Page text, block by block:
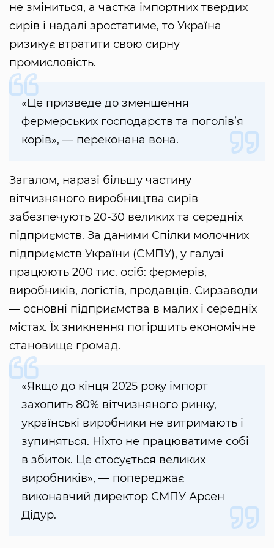
не зміниться, а частка імпортних твердих
сирів і надалі зростатиме, то Україна
ризикує втратити свою сирну
промисловість.
«Це призведе до зменшення
фермерських господарств та поголів’я
корів», — переконана вона.
Загалом, наразі більшу частину
вітчизняного виробництва сирів
забезпечують 20-30 великих та середніх
підприємств. За даними Спілки молочних
підприємств України (СМПУ), у галузі
працюють 200 тис. осіб: фермерів,
виробників, логістів, продавців. Сирзаводи
— основні підприємства в малих і середніх
містах. Їх зникнення погіршить економічне
становище громад.
«Якщо до кінця 2025 року імпорт
захопить 80% вітчизняного ринку,
українські виробники не витримають і
зупиняться. Ніхто не працюватиме собі
в збиток. Це стосується великих
виробників», — попереджає
виконавчий директор СМПУ Арсен
Дідур.